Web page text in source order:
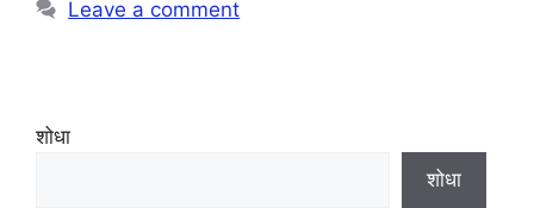
Leave a comment
शोधा
शोधा